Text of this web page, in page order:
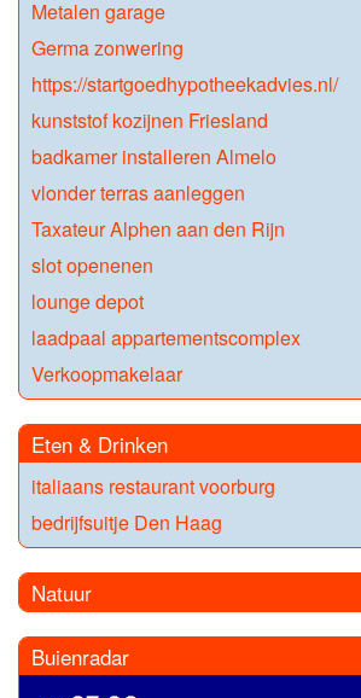
Metalen garage
Germa zonwering
https://startgoedhypotheekadvies.nl/
kunststof kozijnen Friesland
badkamer installeren Almelo
vlonder terras aanleggen
Taxateur Alphen aan den Rijn
slot openenen
lounge depot
laadpaal appartementscomplex
Verkoopmakelaar
Eten & Drinken
italiaans restaurant voorburg
bedrijfsuitje Den Haag
Natuur
Buienradar